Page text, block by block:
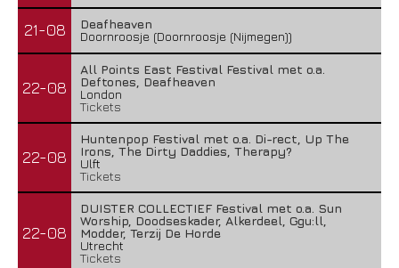
21-08
Deafheaven
Doornroosje (Doornroosje (Nijmegen))
22-08
All Points East Festival Festival met o.a.
Deftones, Deafheaven
London
Tickets
22-08
Huntenpop Festival met o.a. Di-rect, Up The
Irons, The Dirty Daddies, Therapy?
Ulft
Tickets
22-08
DUISTER COLLECTIEF Festival met o.a. Sun
Worship, Doodseskader, Alkerdeel, Ggu:ll,
Modder, Terzij De Horde
Utrecht
Tickets